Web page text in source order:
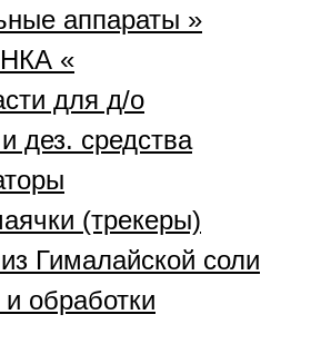
аппараты »
«
для д/о
дез. средства
(трекеры)
Гималайской соли
обработки